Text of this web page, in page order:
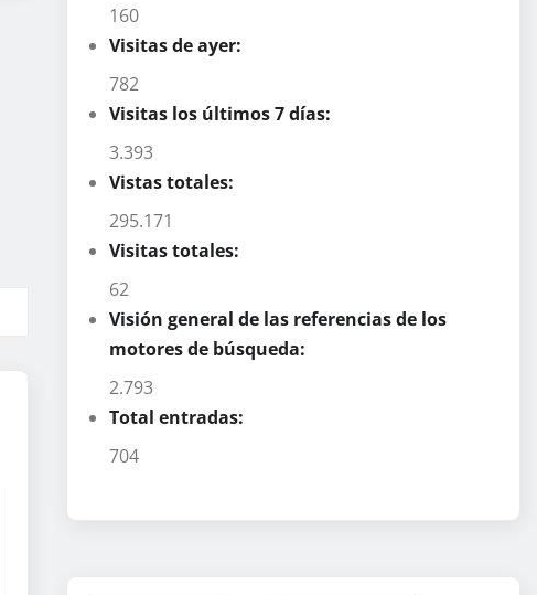
160
Visitas de ayer:
782
Visitas los últimos 7 días:
3.393
Vistas totales:
295.171
Visitas totales:
62
Visión general de las referencias de los
motores de búsqueda:
2.793
Total entradas:
704